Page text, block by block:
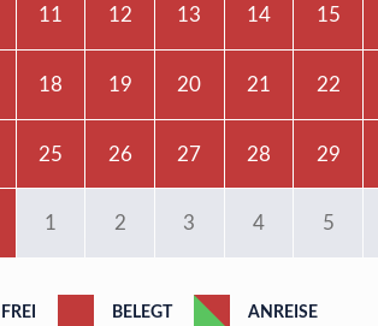
11 12 13 14 15
18 19 20 21 22
25 26 27 28 29
1 2 3 4 5
FREI BELEGT ANREISE